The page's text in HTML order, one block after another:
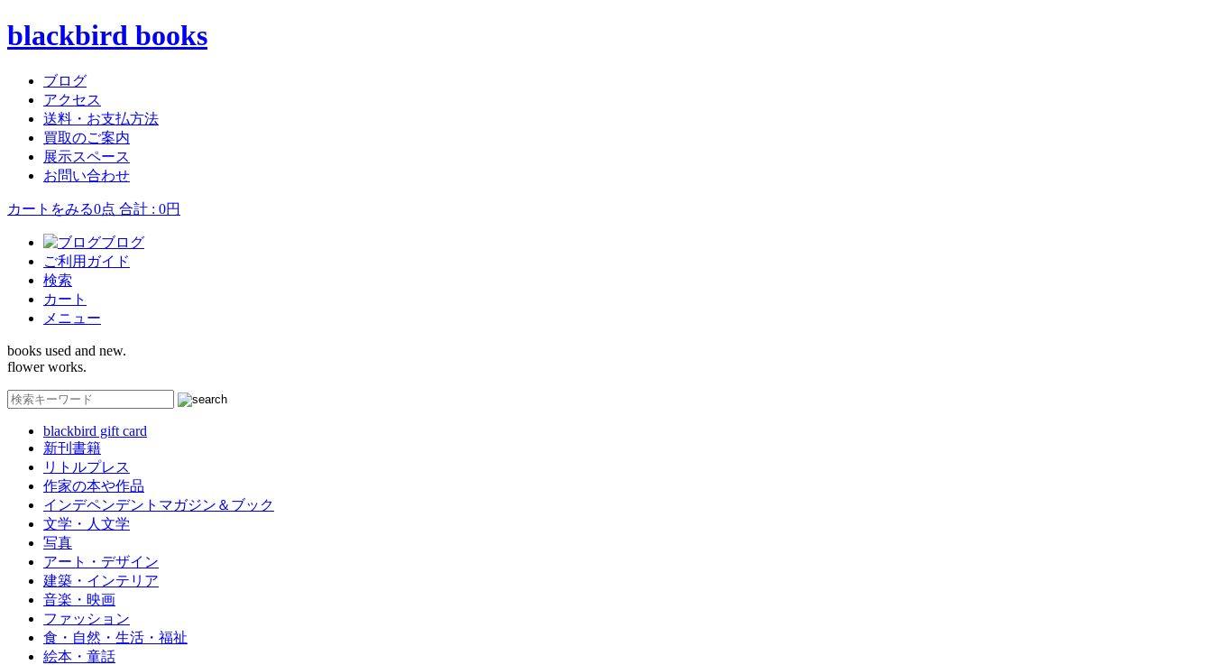
blackbird books
ブログ
アクセス
送料・お支払方法
買取のご案内
展示スペース
お問い合わせ
カートをみる0点 合計 : 0円
ブログ
ご利用ガイド
検索
カート
メニュー
books used and new.
flower works.
blackbird gift card
新刊書籍
リトルプレス
作家の本や作品
インデペンデントマガジン＆ブック
文学・人文学
写真
アート・デザイン
建築・インテリア
音楽・映画
ファッション
食・自然・生活・福祉
絵本・童話